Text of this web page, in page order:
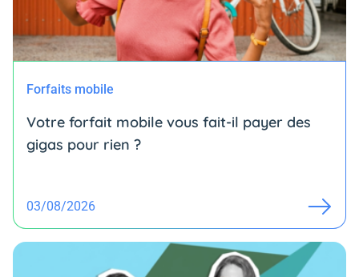
Forfaits mobile
Votre forfait mobile vous fait-il payer des
gigas pour rien ?
03/08/2026